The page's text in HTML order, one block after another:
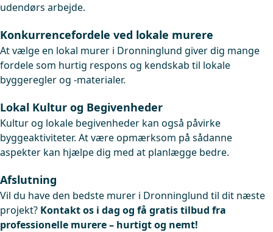
udendørs arbejde.
Konkurrencefordele ved lokale murere
At vælge en lokal murer i Dronninglund giver dig mange
fordele som hurtig respons og kendskab til lokale
byggeregler og -materialer.
Lokal Kultur og Begivenheder
Kultur og lokale begivenheder kan også påvirke
byggeaktiviteter. At være opmærksom på sådanne
aspekter kan hjælpe dig med at planlægge bedre.
Afslutning
Vil du have den bedste murer i Dronninglund til dit næste
projekt? Kontakt os i dag og få gratis tilbud fra
professionelle murere – hurtigt og nemt!